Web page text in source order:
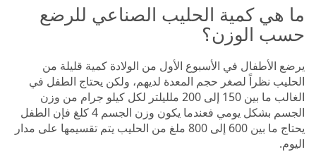
ما هي كمية الحليب الصناعي للرضع
حسب الوزن؟
يرضع الأطفال في الأسبوع الأول من الولادة كمية قليلة من
الحليب نظراً لصغر حجم المعدة لديهم، ولكن يحتاج الطفل في
الغالب ما بين 150 إلى 200 ملليلتر لكل كيلو جرام من وزن
الجسم بشكل يومي فعندما يكون وزن الجسم 4 كلغ فإن الطفل
يحتاج ما بين 600 إلى 800 ملغ من الحليب يتم تقسيمها على مدار
اليوم.